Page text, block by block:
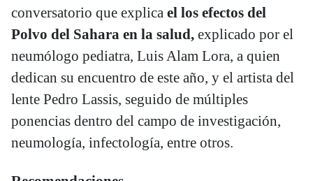
conversatorio que explica el los efectos del
Polvo del Sahara en la salud, explicado por el
neumólogo pediatra, Luis Alam Lora, a quien
dedican su encuentro de este año, y el artista del
lente Pedro Lassis, seguido de múltiples
ponencias dentro del campo de investigación,
neumología, infectología, entre otros.